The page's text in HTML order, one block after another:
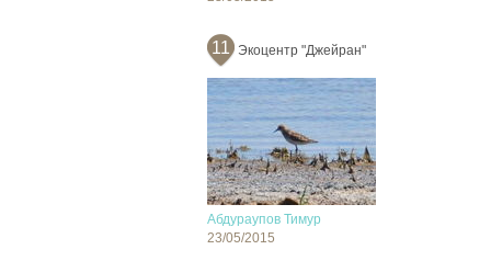
11 Экоцентр "Джейран"
Абдураупов Тимур
23/05/2015